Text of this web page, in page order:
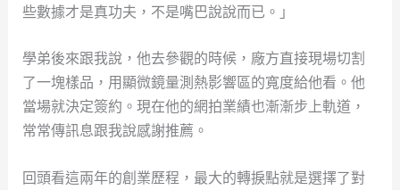
些數據才是真功夫，不是嘴巴說說而已。」
學弟後來跟我說，他去參觀的時候，廠方直接現場切割
了一塊樣品，用顯微鏡量測熱影響區的寬度給他看。他
當場就決定簽約。現在他的網拍業績也漸漸步上軌道，
常常傳訊息跟我說感謝推薦。
回頭看這兩年的創業歷程，最大的轉捩點就是選擇了對